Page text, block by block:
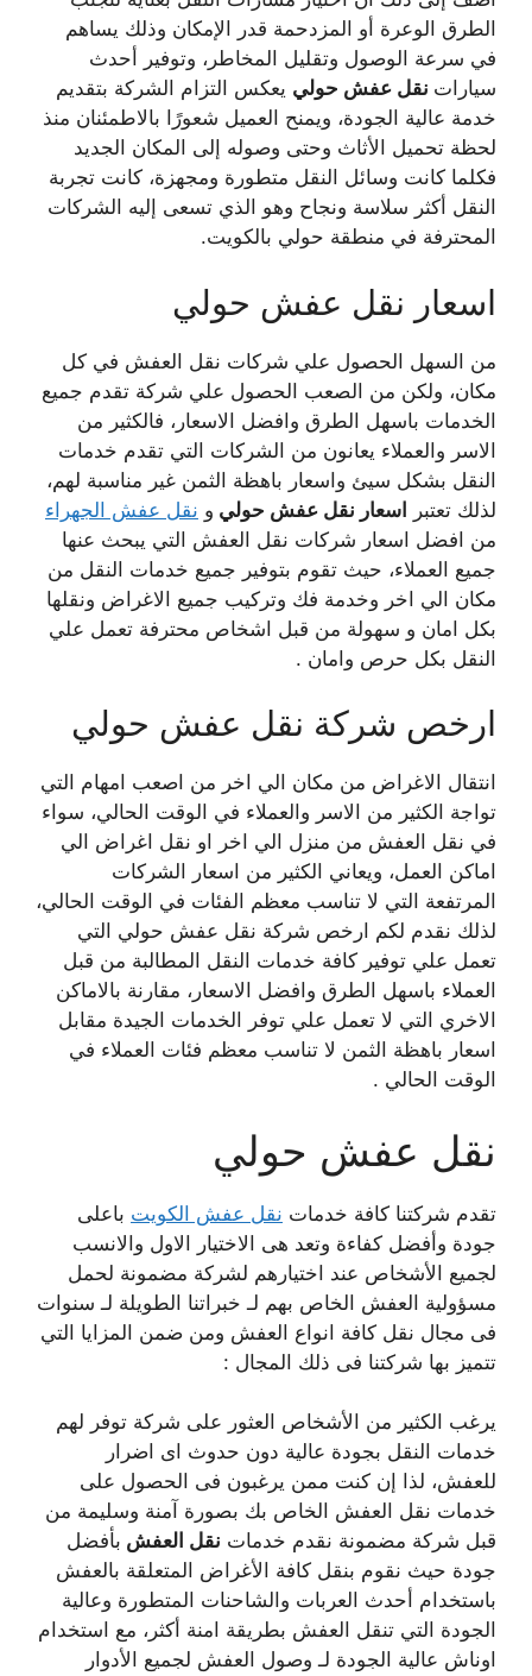
الطرق الوعرة أو المزدحمة قدر الإمكان وذلك يساهم
في سرعة الوصول وتقليل المخاطر، وتوفير أحدث
سيارات نقل عفش حولي يعكس التزام الشركة بتقديم
خدمة عالية الجودة، ويمنح العميل شعورًا بالاطمئنان منذ
لحظة تحميل الأثاث وحتى وصوله إلى المكان الجديد
فكلما كانت وسائل النقل متطورة ومجهزة، كانت تجربة
النقل أكثر سلاسة ونجاح وهو الذي تسعى إليه الشركات
المحترفة في منطقة حولي بالكويت.
اسعار نقل عفش حولي
من السهل الحصول علي شركات نقل العفش في كل
مكان، ولكن من الصعب الحصول علي شركة تقدم جميع
الخدمات باسهل الطرق وافضل الاسعار، فالكثير من
الاسر والعملاء يعانون من الشركات التي تقدم خدمات
النقل بشكل سيئ واسعار باهظة الثمن غير مناسبة لهم،
لذلك تعتبر اسعار نقل عفش حولي و نقل عفش الجهراء
من افضل اسعار شركات نقل العفش التي يبحث عنها
جميع العملاء، حيث تقوم بتوفير جميع خدمات النقل من
مكان الي اخر وخدمة فك وتركيب جميع الاغراض ونقلها
بكل امان و سهولة من قبل اشخاص محترفة تعمل علي
النقل بكل حرص وامان .
ارخص شركة نقل عفش حولي
انتقال الاغراض من مكان الي اخر من اصعب امهام التي
تواجة الكثير من الاسر والعملاء في الوقت الحالي، سواء
في نقل العفش من منزل الي اخر او نقل اغراض الي
اماكن العمل، ويعاني الكثير من اسعار الشركات
المرتفعة التي لا تناسب معظم الفئات في الوقت الحالي،
لذلك نقدم لكم ارخص شركة نقل عفش حولي التي
تعمل علي توفير كافة خدمات النقل المطالبة من قبل
العملاء باسهل الطرق وافضل الاسعار، مقارنة بالاماكن
الاخري التي لا تعمل علي توفر الخدمات الجيدة مقابل
اسعار باهظة الثمن لا تناسب معظم فئات العملاء في
الوقت الحالي .
نقل عفش حولي
تقدم شركتنا كافة خدمات نقل عفش الكويت باعلى
جودة وأفضل كفاءة وتعد هى الاختيار الاول والانسب
لجميع الأشخاص عند اختيارهم لشركة مضمونة لحمل
مسؤولية العفش الخاص بهم لـ خبراتنا الطويلة لـ سنوات
فى مجال نقل كافة انواع العفش ومن ضمن المزايا التي
تتميز بها شركتنا فى ذلك المجال :
يرغب الكثير من الأشخاص العثور على شركة توفر لهم
خدمات النقل بجودة عالية دون حدوث اى اضرار
للعفش، لذا إن كنت ممن يرغبون فى الحصول على
خدمات نقل العفش الخاص بك بصورة آمنة وسليمة من
قبل شركة مضمونة نقدم خدمات نقل العفش بأفضل
جودة حيث نقوم بنقل كافة الأغراض المتعلقة بالعفش
باستخدام أحدث العربات والشاحنات المتطورة وعالية
الجودة التي تنقل العفش بطريقة امنة أكثر، مع استخدام
اوناش عالية الجودة لـ وصول العفش لجميع الأدوار